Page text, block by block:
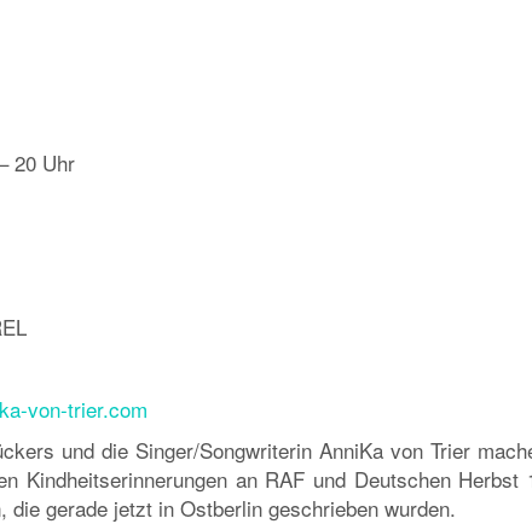
20 Uhr
von-trier.com
und die Singer/Songwriterin AnniKa von Trier
Kindheitserinnerungen an RAF und Deutschen Herbst
die gerade jetzt in Ostberlin geschrieben wurden.